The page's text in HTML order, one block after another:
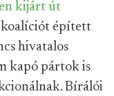
kijárt út
koalíciót épített
hivatalos
kapó pártok is
Bírálói